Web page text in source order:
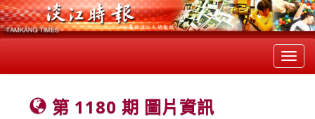
第 1180 期 圖片資訊